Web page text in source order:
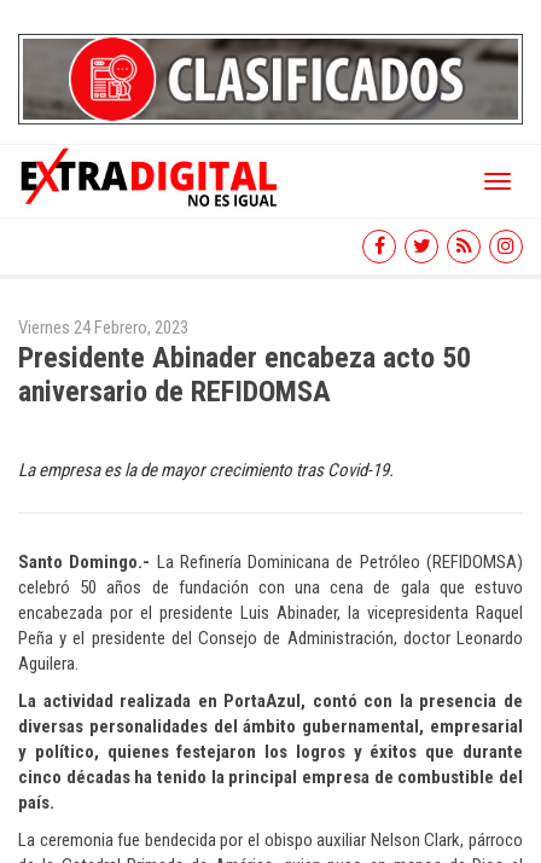
Toggle
Viernes 24 Febrero, 2023
Presidente Abinader encabeza acto 50
aniversario de REFIDOMSA
La empresa es la de mayor crecimiento tras Covid-19.
Santo Domingo.- La Refinería Dominicana de Petróleo (REFIDOMSA)
celebró 50 años de fundación con una cena de gala que estuvo
encabezada por el presidente Luis Abinader, la vicepresidenta Raquel
Peña y el presidente del Consejo de Administración, doctor Leonardo
Aguilera.
La actividad realizada en PortaAzul, contó con la presencia de
diversas personalidades del ámbito gubernamental, empresarial
y político, quienes festejaron los logros y éxitos que durante
cinco décadas ha tenido la principal empresa de combustible del
país.
La ceremonia fue bendecida por el obispo auxiliar Nelson Clark, párroco